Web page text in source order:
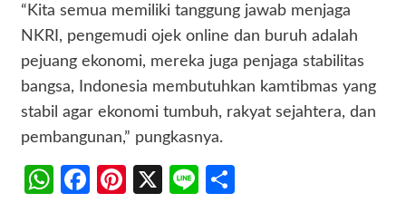
“Kita semua memiliki tanggung jawab menjaga
NKRI, pengemudi ojek online dan buruh adalah
pejuang ekonomi, mereka juga penjaga stabilitas
bangsa, Indonesia membutuhkan kamtibmas yang
stabil agar ekonomi tumbuh, rakyat sejahtera, dan
pembangunan,” pungkasnya.
WhatsApp
Facebook
Pinterest
X Line